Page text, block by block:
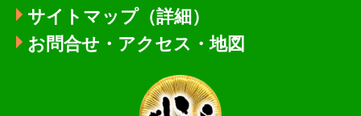
サイトマップ（詳細）
お問合せ・アクセス・地図